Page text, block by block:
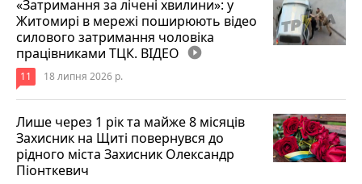
«Затримання за лічені хвилини»: у
Житомирі в мережі поширюють відео
силового затримання чоловіка
працівниками ТЦК. ВІДЕО play_circle_filled
11 18 липня 2026 р.
Лише через 1 рік та майже 8 місяців
Захисник на Щиті повернувся до
рідного міста Захисник Олександр
Піонткевич